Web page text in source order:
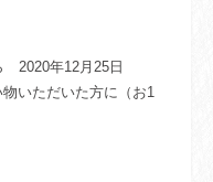
2020年12月25日
いただいた方に（お1